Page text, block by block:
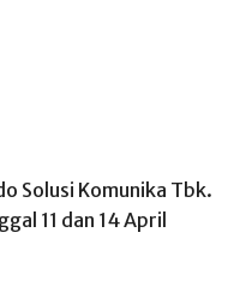
Solusi Komunika Tbk.
11 dan 14 April